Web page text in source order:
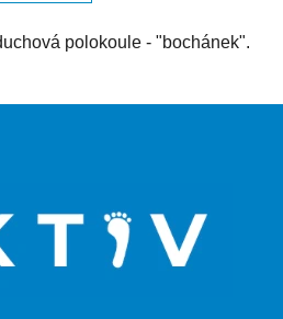
polokoule - "bochánek".